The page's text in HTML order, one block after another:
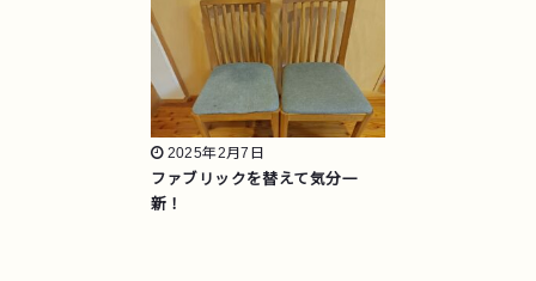
2025年2月7日
ファブリックを替えて気分一
新！